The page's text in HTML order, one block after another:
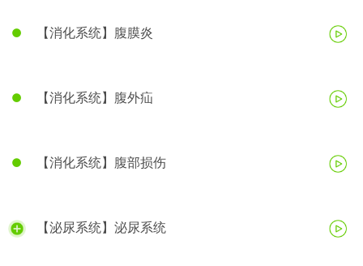
【消化系统】腹膜炎
【消化系统】腹外疝
【消化系统】腹部损伤
【泌尿系统】泌尿系统